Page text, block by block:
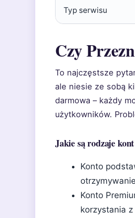
Typ serwisu
Czy
To najczęstsze
ale niesie ze sobą
darmowa – każdy
użytkowników.
Jakie są rodzaje
Konto
Konto
korzystania